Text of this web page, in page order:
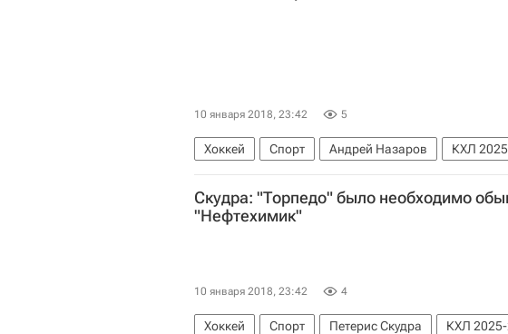
10 января 2018, 23:42 5
Хоккей Спорт Андрей Назаров КХЛ
Скудра: "Торпедо" было необходимо
"Нефтехимик"
10 января 2018, 23:42 4
Хоккей Спорт Петерис Скудра КХЛ